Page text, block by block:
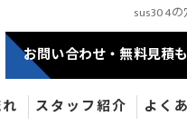
sus304
お問い合わせ・無料見積
スタッフ紹介 よく